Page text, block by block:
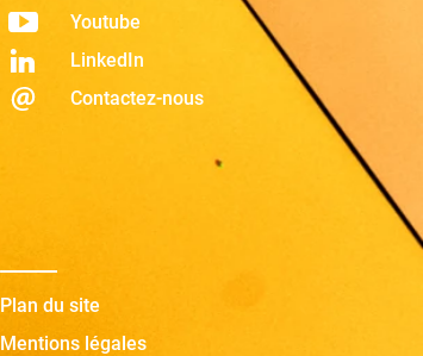
Youtube
LinkedIn
Contactez-nous
Plan du site
Mentions légales